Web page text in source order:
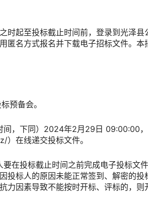
时起至投标截止时间前，登录到 光泽县
名方式报名并下载电子招标文件。本
预备会。
，下同） 2024年2月29日 09:00:00
在线递交投标文件。
在投标截止时间之前完成电子投标文
投标人的原因未能正常签到、解密的
力因素导致不能按时开标、评标的，